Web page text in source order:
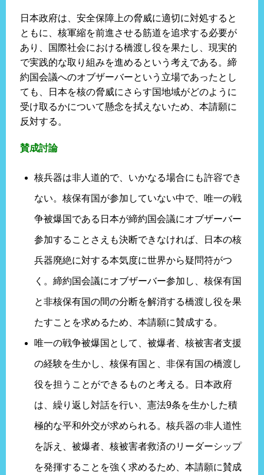
日本政府は、安全保障上の脅威に適切に対処すると
ともに、核軍縮を前進させる筋道を追求する必要が
あり、国際社会における橋渡し役を果たし、現実的
で実践的な取り組みを進めるという考えである。締
約国会議へのオブザーバーという立場であったとし
ても、日本を核の脅威にさらす国地域がどのように
受け取るかについて懸念を拭えないため、本請願に
反対する。
賛成討論
核兵器は非人道的で、いかなる場合にも許容でき
ない。核保有国が参加していない中で、唯一の戦
争被爆国である日本が締約国会議にオブザーバー
参加することさえも決断できなければ、日本の核
兵器廃絶に対する本気度に世界から疑問符がつ
く。締約国会議にオブザーバー参加し、核保有国
と非核保有国の間の分断を解消する橋渡し役を果
たすことを求めるため、本請願に賛成する。
唯一の戦争被爆国として、被爆者、核被害者支援
の経験を生かし、核保有国と、非保有国の橋渡し
役を担うことができるものと考える。日本政府
は、繰り返し対話を行い、憲法9条を生かした積
極的な平和外交が求められる。核兵器の非人道性
を訴え、被爆者、核被害者救済のリーダーシップ
を発揮することを強く求めるため、本請願に賛成